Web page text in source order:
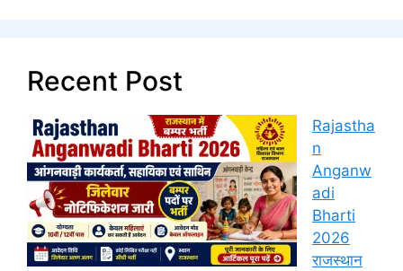
Recent Post
Rajastha
n
Anganw
adi
Bharti
2026
राजस्थान